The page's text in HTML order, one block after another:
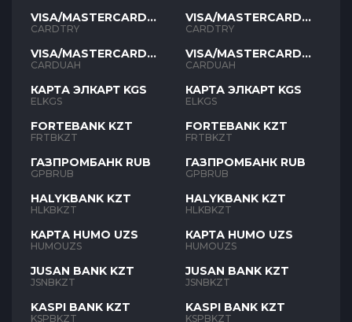
VISA/MASTERCARD
TYR
CARDTRY
VISA/MASTERCARD
UAH
CARDUAH
КАРТА ЭЛКАРТ KGS
ELKGS
FORTEBANK KZT
FRTBKZT
ГАЗПРОМБАНК RUB
GPBRUB
HALYKBANK KZT
HLKBKZT
КАРТА HUMO UZS
HUMOUZS
JUSAN BANK KZT
JSNBKZT
KASPI BANK KZT
KSPBKZT
VISA/MASTERCARD
TYR
CARDTRY
VISA/MASTERCARD
UAH
CARDUAH
КАРТА ЭЛКАРТ KGS
ELKGS
FORTEBANK KZT
FRTBKZT
ГАЗПРОМБАНК RUB
GPBRUB
HALYKBANK KZT
HLKBKZT
КАРТА HUMO UZS
HUMOUZS
JUSAN BANK KZT
JSNBKZT
KASPI BANK KZT
KSPBKZT